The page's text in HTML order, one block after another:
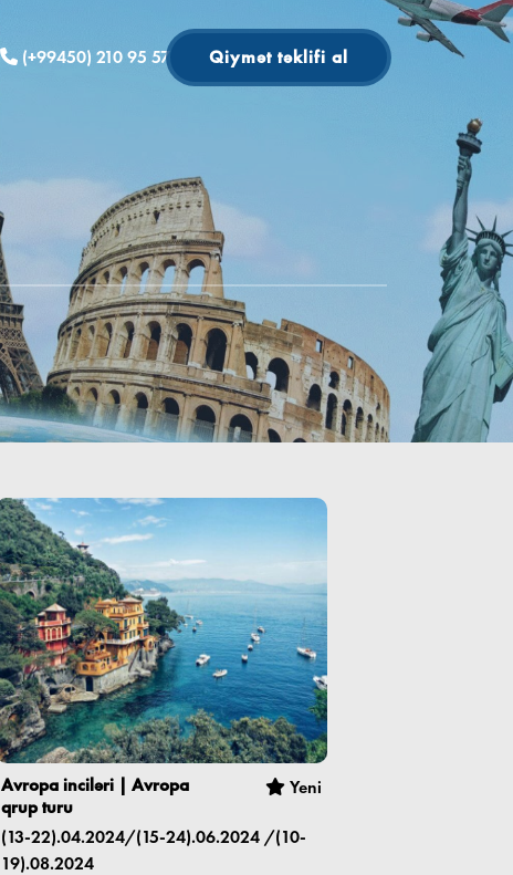
(+99450) 210 95 57 Qiymət təklifi al
Avropa inciləri | Avropa
qrup turu
Yeni
(13-22).04.2024/(15-24).06.2024 /(10-
19).08.2024